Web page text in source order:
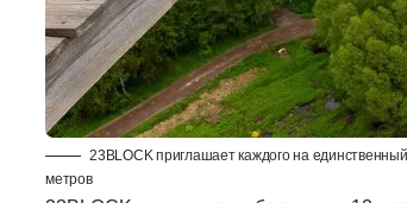
23BLOCK приглашает каждого на
метров